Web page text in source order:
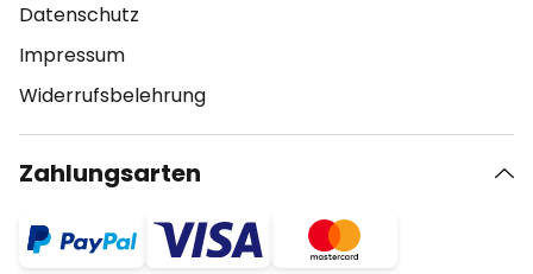
Datenschutz
Impressum
Widerrufsbelehrung
Zahlungsarten